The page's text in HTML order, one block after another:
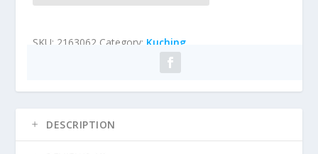
SKU: 2163062 Category: Kuching
DESCRIPTION